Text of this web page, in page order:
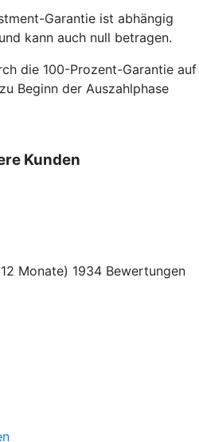
Garantie ist abhängig
kann auch null betragen.
die 100-Prozent-Garantie auf
Beginn der Auszahlphase
Kunden
Monate) 1934 Bewertungen